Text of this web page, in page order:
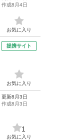
作成8月4日
お気に入り
提携サイト
お気に入り
更新8月3日
作成8月3日
1
お気に入り